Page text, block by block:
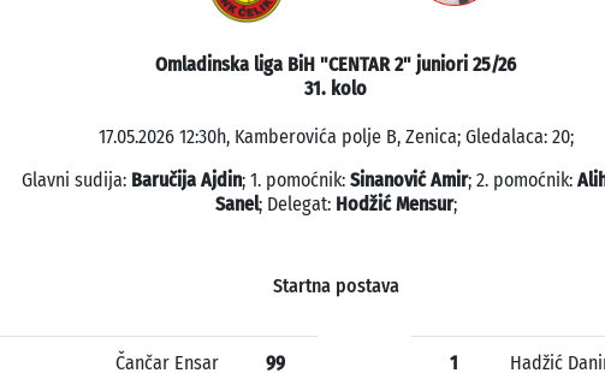
Omladinska liga BiH "CENTAR 2" juniori 25/26
31. kolo
17.05.2026 12:30h, Kamberovića polje B, Zenica; Gledalaca: 20;
Glavni sudija: Baručija Ajdin; 1. pomoćnik: Sinanović Amir; 2. pomoćnik:
Sanel; Delegat: Hodžić Mensur;
Startna postava
Čančar Ensar 99 1 Hadžić